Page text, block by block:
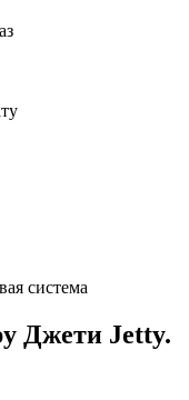
система
Джети Jetty.